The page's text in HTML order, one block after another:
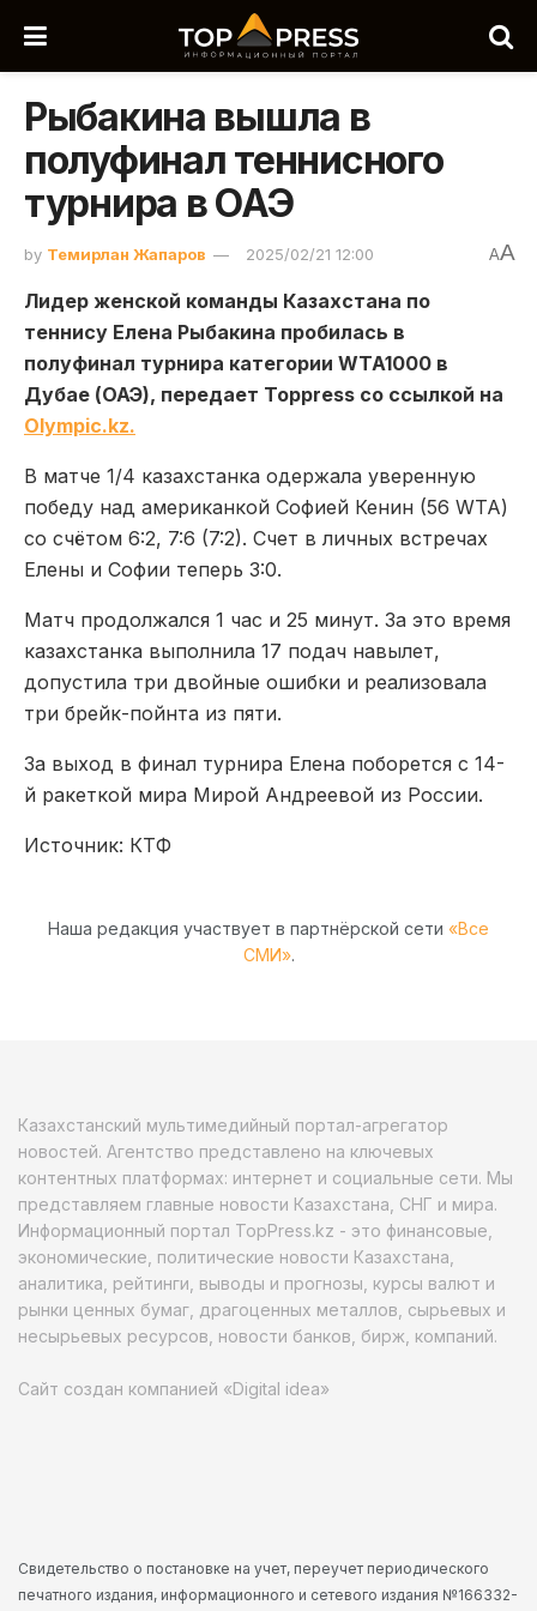
Рыбакина вышла в
полуфинал теннисного
турнира в ОАЭ
by Темирлан Жапаров 2025/02/21 12:00 AA
Лидер женской команды Казахстана по
теннису Елена Рыбакина пробилась в
полуфинал турнира категории WTA1000 в
Дубае (ОАЭ), передает Toppress со ссылкой на
Оlympic.kz.
В матче 1/4 казахстанка одержала уверенную
победу над американкой Софией Кенин (56 WTA)
со счётом 6:2, 7:6 (7:2). Счет в личных встречах
Елены и Софии теперь 3:0.
Матч продолжался 1 час и 25 минут. За это время
казахстанка выполнила 17 подач навылет,
допустила три двойные ошибки и реализовала
три брейк-пойнта из пяти.
За выход в финал турнира Елена поборется с 14-
й ракеткой мира Мирой Андреевой из России.
Источник: КТФ
Наша редакция участвует в партнёрской сети «Все
СМИ».
Казахстанский мультимедийный портал-агрегатор
новостей. Агентство представлено на ключевых
контентных платформах: интернет и социальные сети. Мы
представляем главные новости Казахстана, СНГ и мира.
Информационный портал TopPress.kz - это финансовые,
экономические, политические новости Казахстана,
аналитика, рейтинги, выводы и прогнозы, курсы валют и
рынки ценных бумаг, драгоценных металлов, сырьевых и
несырьевых ресурсов, новости банков, бирж, компаний.
Сайт создан компанией «Digital idea»
Свидетельство о постановке на учет, переучет периодического
печатного издания, информационного и сетевого издания №166332-